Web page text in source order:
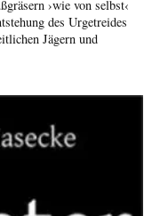
›wie von selbst‹
des Urgetreides
Jägern und